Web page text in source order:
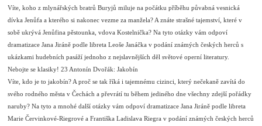
Víte, koho z mlynářských bratrů Buryjů miluje na počátku příběhu půvabná vesnická
dívka Jenůfa a kterého si nakonec vezme za manžela? A znáte strašné tajemství, které v
sobě ukrývá Jenůfina pěstounka, vdova Kostelnička? Na tyto otázky vám odpoví
dramatizace Jana Jiráně podle libreta Leoše Janáčka v podání známých českých herců s
ukázkami hudebních pasáží jednoho z nejslavnějších děl světové operní literatury.
Nebojte se klasiky! 23 Antonín Dvořák: Jakobín
Víte, kdo je to jakobín? A proč se tak říká i tajemnému cizinci, který nečekaně zavítá do
svého rodného města v Čechách a převrátí tu během jediného dne všechny zdejší pořádky
naruby? Na tyto a mnohé další otázky vám odpoví dramatizace Jana Jiráně podle libreta
Marie Červinkové-Riegrové a Františka Ladislava Riegra v podání známých českých herců